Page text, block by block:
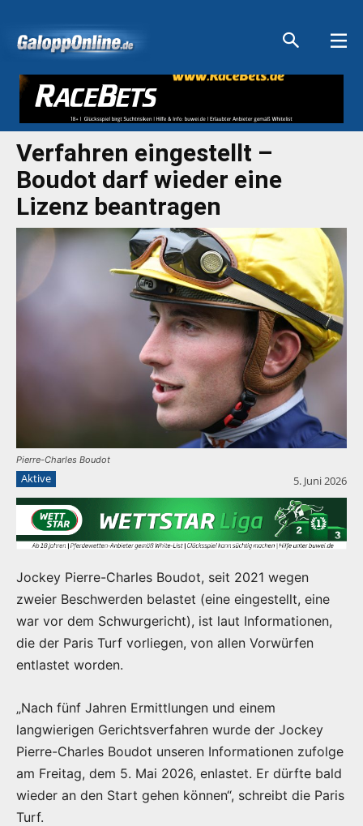
Verfahren eingestellt –
Boudot darf wieder eine
Lizenz beantragen
Pierre-Charles Boudot
Aktive 5. Juni 2026
Jockey Pierre-Charles Boudot, seit 2021 wegen
zweier Beschwerden belastet (eine eingestellt, eine
war vor dem Schwurgericht), ist laut Informationen,
die der Paris Turf vorliegen, von allen Vorwürfen
entlastet worden.
„Nach fünf Jahren Ermittlungen und einem
langwierigen Gerichtsverfahren wurde der Jockey
Pierre-Charles Boudot unseren Informationen zufolge
am Freitag, dem 5. Mai 2026, enlastet. Er dürfte bald
wieder an den Start gehen können“, schreibt die Paris
Turf.